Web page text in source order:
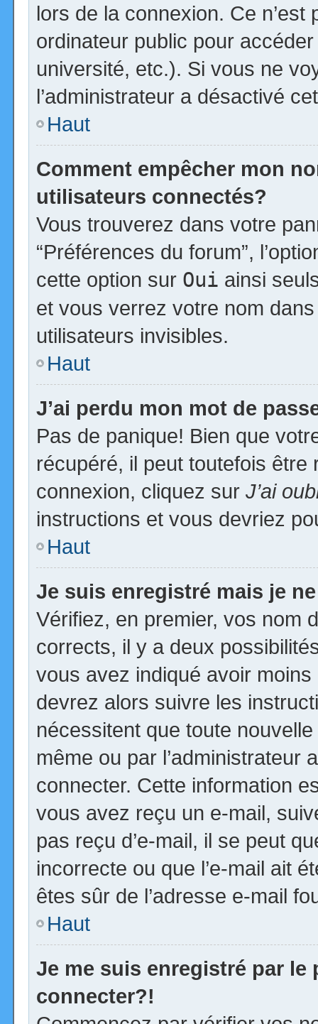
lors de la connexion. Ce
ordinateur public pour
université, etc.). Si vous ne
l’administrateur a désactivé
Haut
Comment empêcher mon
utilisateurs connectés?
Vous trouverez dans votre
“Préférences du forum”,
cette option sur Oui ainsi
et vous verrez votre nom
utilisateurs invisibles.
Haut
J’ai perdu mon mot de
Pas de panique! Bien que
récupéré, il peut toutefois
connexion, cliquez sur J’ai
instructions et vous devriez
Haut
Je suis enregistré mais je
Vérifiez, en premier, vos nom
corrects, il y a deux
vous avez indiqué avoir
devrez alors suivre les
nécessitent que toute
même ou par l’administrateur
connecter. Cette information
vous avez reçu un e-mail,
pas reçu d’e-mail, il se peut
incorrecte ou que l’e-mail ait
êtes sûr de l’adresse e-mail
Haut
Je me suis enregistré par le
connecter?!